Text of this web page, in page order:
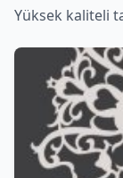
Yüksek kaliteli